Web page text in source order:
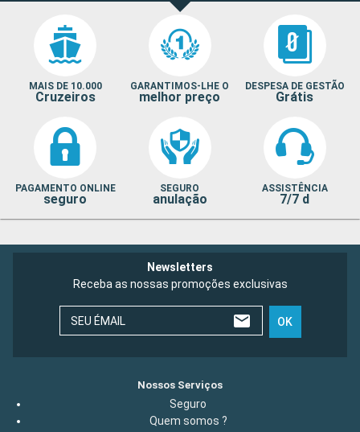
MAIS DE 10.000
Cruzeiros
GARANTIMOS-LHE O
melhor preço
DESPESA DE GESTÃO
Grátis
PAGAMENTO ONLINE
seguro
SEGURO
anulação
ASSISTÊNCIA
7/7 d
Newsletters
Receba as nossas promoções exclusivas
SEU ÉMAIL OK
Nossos Serviços
Seguro
Quem somos ?